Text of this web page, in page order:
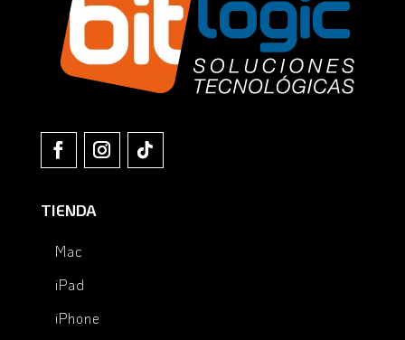
TIENDA
Mac
iPad
iPhone